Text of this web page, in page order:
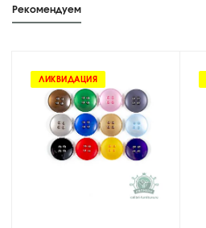
Рекомендуем
ЛИКВИДАЦИЯ